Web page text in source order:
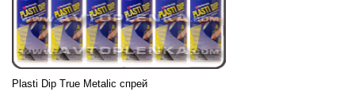
408грн
Plasti Dip True Metalic спрей